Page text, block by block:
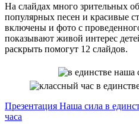
На слайдах много зрительных
популярных песен и красивые
включены и фото с
показывают живой интерес
раскрыть помогут 12 слайдов.
Презентация Наша сила в
часа